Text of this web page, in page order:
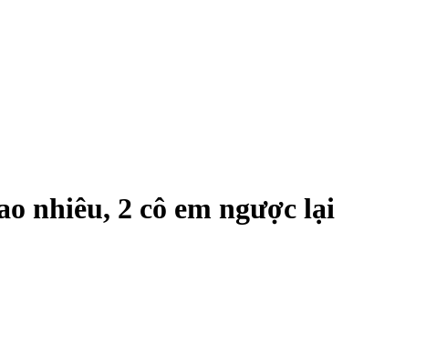
nhiêu, 2 cô em ngược lại